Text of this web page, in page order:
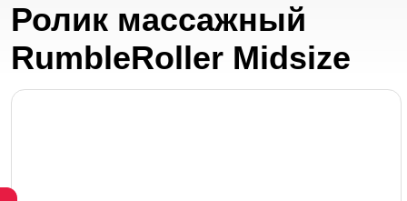
Ролик массажный
RumbleRoller Midsize